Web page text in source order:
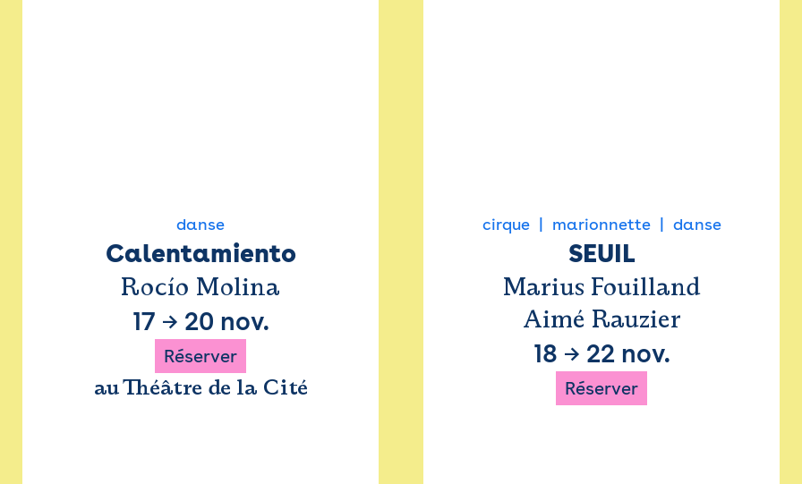
danse
Calentamiento
Rocío Molina
17 → 20 nov.
Réserver
au Théâtre de la Cité
cirque marionnette danse
SEUIL
Marius Fouilland
Aimé Rauzier
18 → 22 nov.
Réserver